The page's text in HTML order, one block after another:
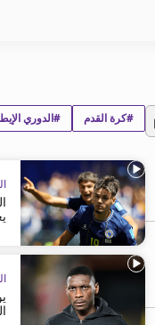
#كرة القدم #الدوري